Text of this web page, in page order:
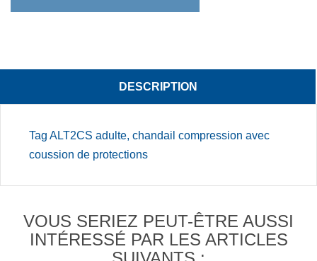
DESCRIPTION
Tag ALT2CS adulte, chandail compression avec
coussion de protections
VOUS SERIEZ PEUT-ÊTRE AUSSI
INTÉRESSÉ PAR LES ARTICLES